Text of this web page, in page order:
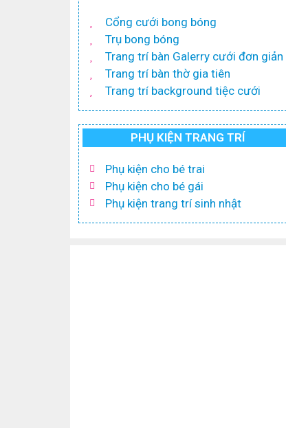
Cổng cưới bong bóng
Trụ bong bóng
Trang trí bàn Galerry cưới đơn giản
Trang trí bàn thờ gia tiên
Trang trí background tiệc cưới
PHỤ KIỆN TRANG TRÍ
Phụ kiện cho bé trai
Phụ kiện cho bé gái
Phụ kiện trang trí sinh nhật